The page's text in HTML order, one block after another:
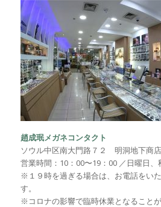
趙成珉メガネコンタクト
ソウル中区南大門路７２ 明洞地下商
営業時間：10：00〜19：00 ／日曜日
※１９時を過ぎる場合は、お電話をい
す。
※コロナの影響で臨時休業となること